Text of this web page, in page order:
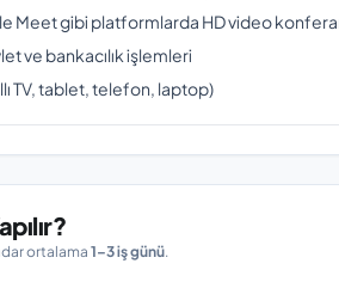
Meet gibi platformlarda HD video
ve bankacılık işlemleri
TV, tablet, telefon, laptop)
ortalama 1–3 iş günü.